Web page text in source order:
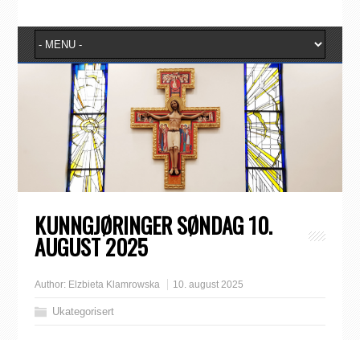
KUNNGJØRINGER SØNDAG 10.
AUGUST 2025
Author: Elzbieta Klamrowska 10. august 2025
Ukategorisert